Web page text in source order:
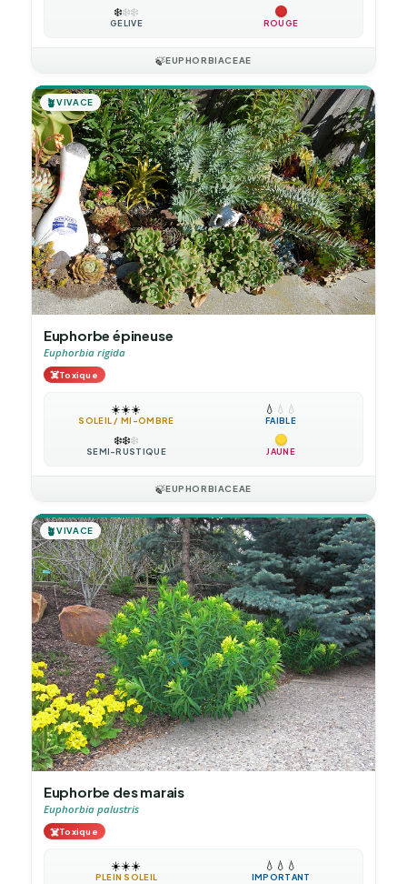
❄️❄️❄️
GÉLIVE ROUGE
🍃EUPHORBIACEAE
🪴VIVACE
Euphorbe épineuse
Euphorbia rigida
☠️Toxique
☀️☀️☀️
SOLEIL / MI-OMBRE
💧 💧 💧
FAIBLE
❄️❄️❄️
SEMI-RUSTIQUE JAUNE
🍃EUPHORBIACEAE
🪴VIVACE
Euphorbe des marais
Euphorbia palustris
☠️Toxique
☀️☀️☀️
PLEIN SOLEIL
💧 💧 💧
IMPORTANT